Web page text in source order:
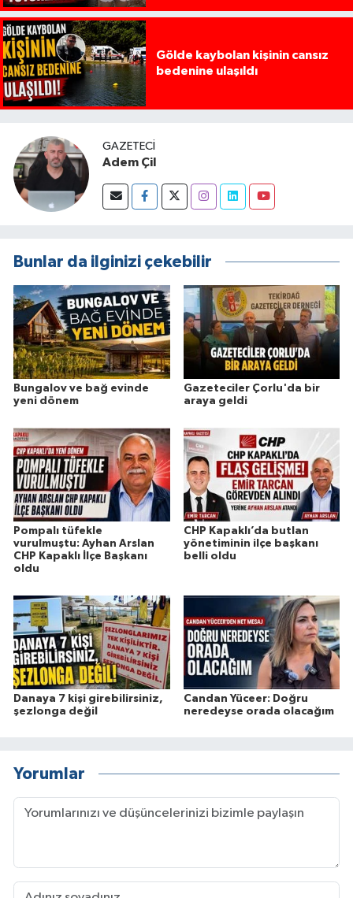
Gölde kaybolan kişinin cansız
bedenine ulaşıldı
GAZETECI
Adem Çil
Bunlar da ilginizi çekebilir
Bungalov ve bağ evinde
yeni dönem
Gazeteciler Çorlu'da bir
araya geldi
Pompalı tüfekle
vurulmuştu: Ayhan Arslan
CHP Kapaklı İlçe Başkanı
oldu
CHP Kapaklı’da butlan
yönetiminin ilçe başkanı
belli oldu
Danaya 7 kişi girebilirsiniz,
şezlonga değil
Candan Yüceer: Doğru
neredeyse orada olacağım
Yorumlar